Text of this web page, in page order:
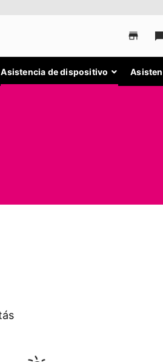
Asistencia de dispositivo